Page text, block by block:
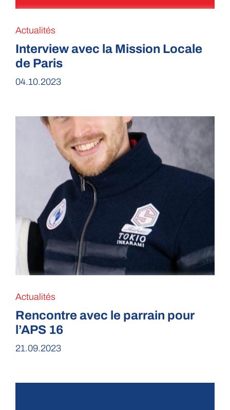
Actualités
Interview avec la Mission Locale
de Paris
04.10.2023
Actualités
Rencontre avec le parrain pour
l’APS 16
21.09.2023